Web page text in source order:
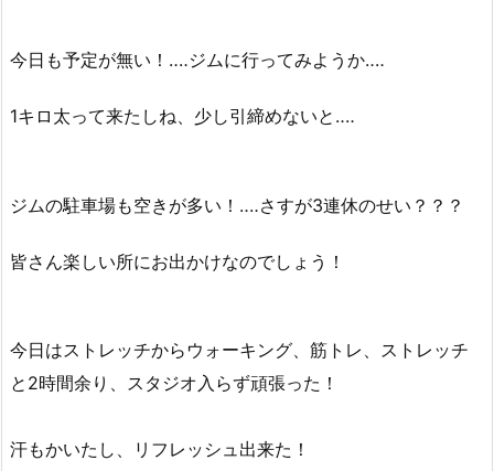
今日も予定が無い！‥‥ジムに行ってみようか‥‥
1キロ太って来たしね、少し引締めないと‥‥
ジムの駐車場も空きが多い！‥‥さすが3連休のせい？？？
皆さん楽しい所にお出かけなのでしょう！
今日はストレッチからウォーキング、筋トレ、ストレッチ
と2時間余り、スタジオ入らず頑張った！
汗もかいたし、リフレッシュ出来た！